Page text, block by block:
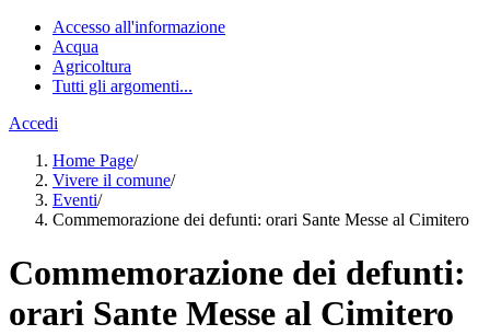
Accesso all'informazione
Acqua
Agricoltura
Tutti gli argomenti...
Accedi
Home Page/
Vivere il comune/
Eventi/
Commemorazione dei defunti: orari Sante Messe al Cimitero
Commemorazione dei defunti:
orari Sante Messe al Cimitero